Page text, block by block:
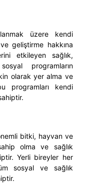
üzere kendi
geliştirme hakkına
etkileyen sağlık,
programların
olarak yer alma ve
programları kendi
bitki, hayvan ve
olma ve sağlık
Yerli bireyler her
sosyal ve sağlık